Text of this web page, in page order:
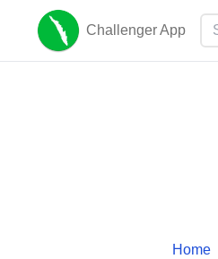
Challenger App
Home